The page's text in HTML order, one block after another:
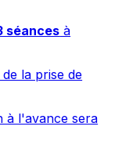
séances à
la prise de
à l'avance sera